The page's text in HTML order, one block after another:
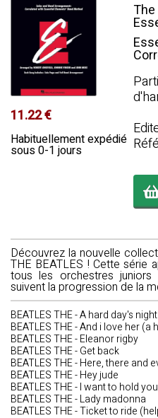
11.22 €
Habituellement expédié
sous 0-1 jours
Découvrez la nouvelle
THE BEATLES ! Cette série
tous les orchestres juniors
suivent la progression de la
BEATLES THE - A hard day's
BEATLES THE - And i love her (a
BEATLES THE - Eleanor rigby
BEATLES THE - Get back
BEATLES THE - Here, there and
BEATLES THE - Hey jude
BEATLES THE - I want to hold
BEATLES THE - Lady madonna
BEATLES THE - Ticket to ride